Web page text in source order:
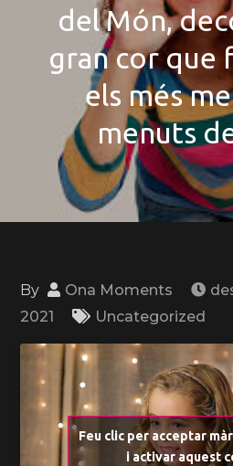
del Món,
gran cor que
els més
menuts
By Ona Moments
2021
Uncategorized
Feu clic per acceptar
i activar aquest